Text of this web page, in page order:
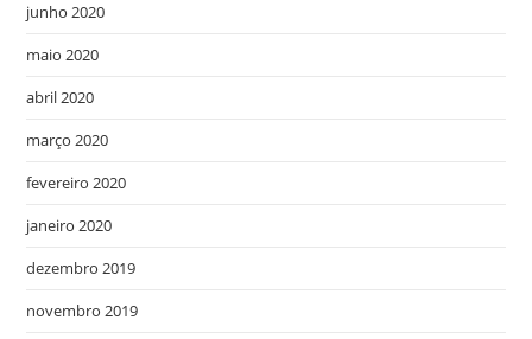
junho 2020
maio 2020
abril 2020
março 2020
fevereiro 2020
janeiro 2020
dezembro 2019
novembro 2019